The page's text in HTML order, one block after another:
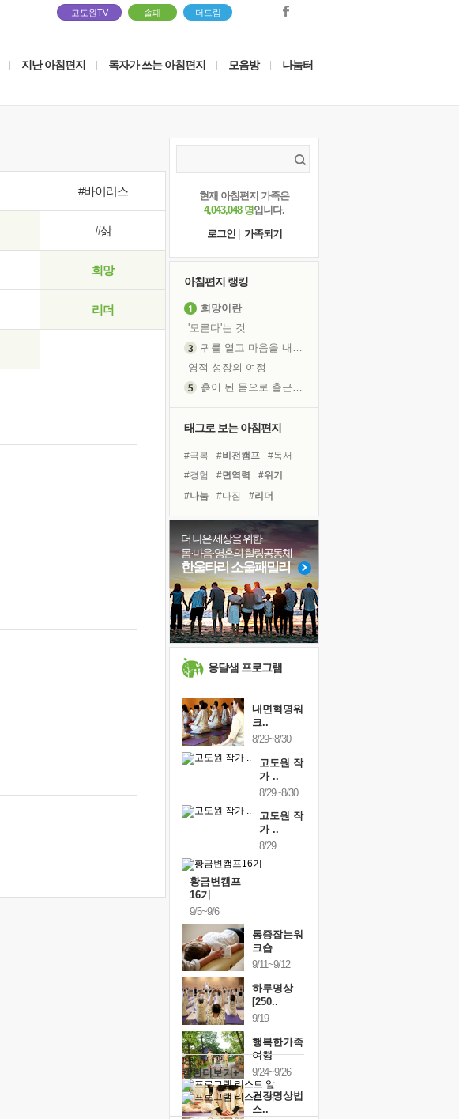
고도원TV 솔패 더드림
지난 아침편지 독자가 쓰는 아침편지 모음방 나눔터
#바이러스
#삶
희망
리더
현재 아침편지 가족은
4,043,048 명입니다.
로그인
가족되기
아침편지 랭킹
희망이란
'모른다'는 것
귀를 열고 마음을 내어주고
영적 성장의 여정
흙이 된 몸으로 출근하는 여자
내가 '나다움'을 찾는 길
졸업식 사진을 보며
'말 타는 법'을 먼저
슬럼프
아픈 아버지를 위한 공간 설계
보고 싶은 어머니
유년 시절의 부산 영도 바다
못된 꼰대들
만병의 근원이 사라진다
너무 황홀한 꽃들이여!
태그로 보는 아침편지
#극복 #비전캠프
#독서
#경험
#면역력
#위기
#나눔
#다짐
#리더
#아이들
#계획
#힐링
#친구
#선택
#독서캠프
#삶
#명상
#사람
#유튜브
#건강
#도움
#링컨학교
더 나은 세상을 위한
몸·마음·영혼의 힐링공동체
한울타리 소울패밀리
옹달샘 프로그램
내면혁명워
크..
8/29~8/30
고도원 작
가 ..
8/29~8/30
고도원 작
가 ..
8/29
황금변캠프
16기
9/5~9/6
통증잡는워
크숍
9/11~9/12
하루명상
[250..
9/19
행복한가족
여행
9/24~9/26
건강명상법
스..
캘린더보기+